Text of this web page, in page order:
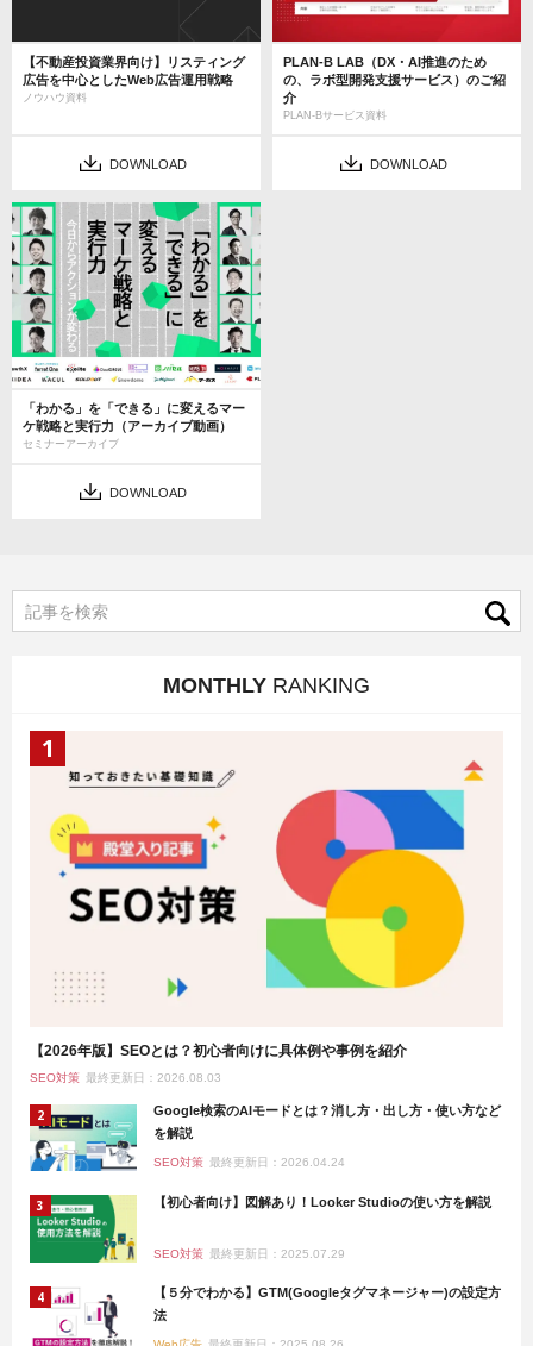
【不動産投資業界向け】リスティング
広告を中心としたWeb広告運用戦略
ノウハウ資料
DOWNLOAD
PLAN-B LAB（DX・AI推進のため
の、ラボ型開発支援サービス）のご紹
介
PLAN-Bサービス資料
DOWNLOAD
「わかる」を「できる」に変えるマー
ケ戦略と実行力（アーカイブ動画）
セミナーアーカイブ
DOWNLOAD
MONTHLY RANKING
【2026年版】SEOとは？初心者向けに具体例や事例を紹介
SEO対策 最終更新日：2026.08.03
Google検索のAIモードとは？消し方・出し方・使い方など
を解説
SEO対策 最終更新日：2026.04.24
【初心者向け】図解あり！Looker Studioの使い方を解説
SEO対策 最終更新日：2025.07.29
【５分でわかる】GTM(Googleタグマネージャー)の設定方
法